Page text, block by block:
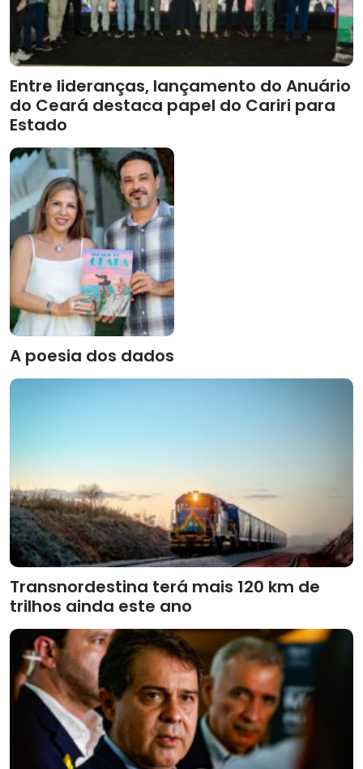
Entre lideranças, lançamento do Anuário
do Ceará destaca papel do Cariri para
Estado
A poesia dos dados
Transnordestina terá mais 120 km de
trilhos ainda este ano